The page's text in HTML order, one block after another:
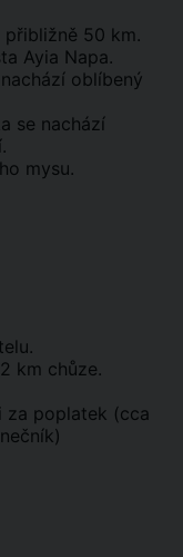
přibližně 50 km.
Ayia Napa.
oblíbený
se nachází
mysu.
km chůze.
za poplatek (cca